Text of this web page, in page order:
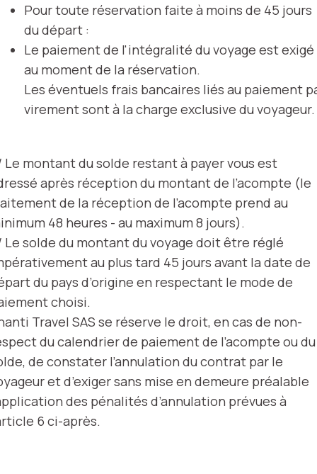
Pour toute réservation faite à moins de 45 jours
du départ :
Le paiement de l'intégralité du voyage est exigé
au moment de la réservation.
Les éventuels frais bancaires liés au paiement
virement sont à la charge exclusive du voyageur.
Le montant du solde restant à payer vous est
après réception du montant de l’acompte (le
de la réception de l’acompte prend au
48 heures - au maximum 8 jours).
Le solde du montant du voyage doit être réglé
au plus tard 45 jours avant la date de
du pays d’origine en respectant le mode de
choisi.
Travel SAS se réserve le droit, en cas de non-
du calendrier de paiement de l’acompte ou du
de constater l’annulation du contrat par le
et d’exiger sans mise en demeure préalable
des pénalités d’annulation prévues à
6 ci-après.